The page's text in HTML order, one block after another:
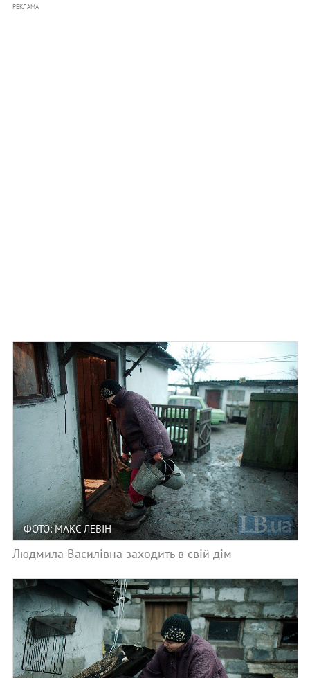
РЕКЛАМА
ФОТО: МАКС ЛЕВІН
Людмила Василівна заходить в свій дім